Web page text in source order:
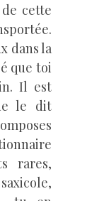
cette
dans la
que toi
Il est
le dit
rares,